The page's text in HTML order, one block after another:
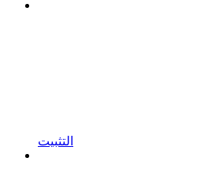
التثبيت